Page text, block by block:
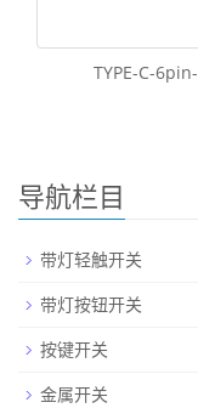
TYPE-C-6pin-
导航栏目
带灯轻触开关
带灯按钮开关
按键开关
金属开关